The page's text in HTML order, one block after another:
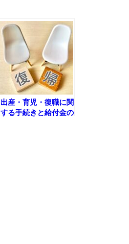
出産・育児・復職に関
する手続きと給付金の